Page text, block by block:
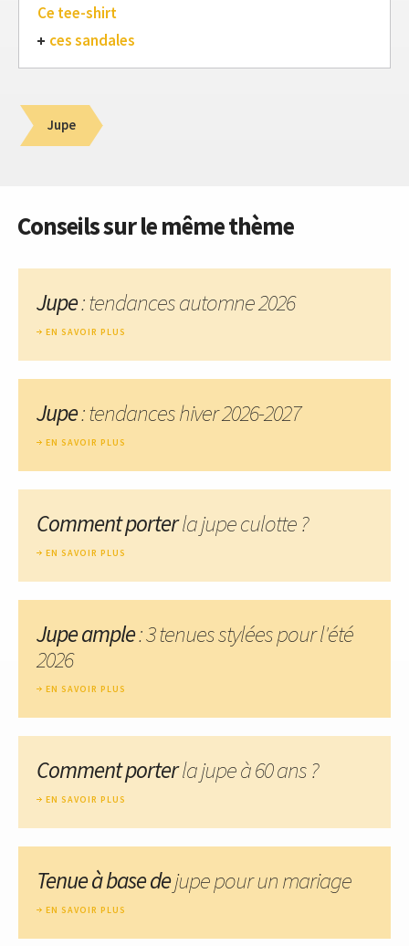
Ce tee-shirt
ces sandales
Jupe
Conseils sur le même thème
Jupe: tendances automne 2026
EN SAVOIR PLUS
Jupe: tendances hiver 2026-2027
EN SAVOIR PLUS
Comment porterla jupe culotte ?
EN SAVOIR PLUS
Jupe ample: 3 tenues stylées pour l'été
2026
EN SAVOIR PLUS
Comment porterla jupe à 60 ans ?
EN SAVOIR PLUS
Tenue à base dejupe pour un mariage
EN SAVOIR PLUS